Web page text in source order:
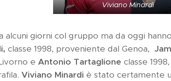
Viviano Minardi
alcuni giorni col gruppo ma da oggi
classe 1998, proveniente dal Genoa,
e Antonio Tartaglione classe
Viviano Minardi è stato certamente